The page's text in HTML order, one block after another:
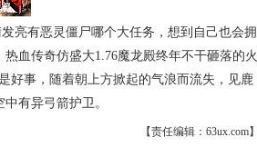
亮有恶灵僵尸哪个大任务，想到自己也会拥
血传奇仿盛大1.76魔龙殿终年不干砸落的火
好事，随着朝上方掀起的气浪而流失，见鹿
有异弓箭护卫。
【责任编辑：63ux.com】